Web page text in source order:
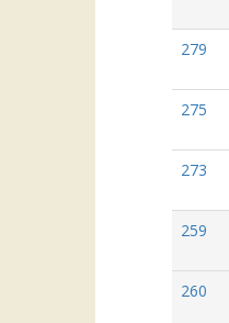
279
275
273
259
260